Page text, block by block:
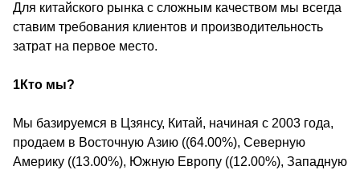
Для китайского рынка с сложным качеством мы всегда
ставим требования клиентов и производительность
затрат на первое место.
1Кто мы?
Мы базируемся в Цзянсу, Китай, начиная с 2003 года,
продаем в Восточную Азию ((64.00%), Северную
Америку ((13.00%), Южную Европу ((12.00%), Западную